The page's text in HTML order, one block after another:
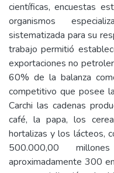
científicas, encuestas
organismos
sistematizada para su
trabajo permitió
exportaciones no
60% de la balanza
competitivo que posee
Carchi las cadenas
café, la papa, los
hortalizas y los lácteos,
500.000,00
aproximadamente 300